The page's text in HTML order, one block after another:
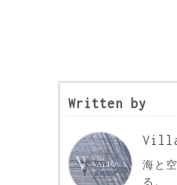
Written by
Villa
海と
る。